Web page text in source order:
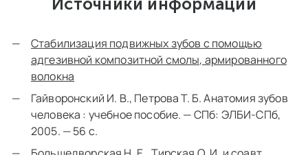
Стабилизация подвижных зубов с помощью
адгезивной композитной смолы, армированного
волокна
Гайворонский И. В., Петрова Т. Б. Анатомия зубов
человека : учебное пособие. — СПб: ЭЛБИ-СПб,
2005. — 56 с.